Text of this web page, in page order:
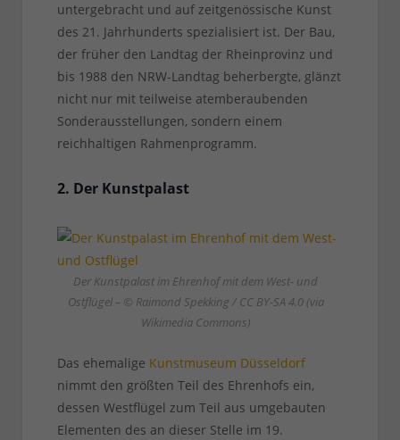
untergebracht und auf zeitgenössische Kunst
des 21. Jahrhunderts spezialisiert ist. Der Bau,
der früher den Landtag der Rheinprovinz und
bis 1988 den NRW-Landtag beherbergte, glänzt
nicht nur mit teilweise atemberaubenden
Sonderausstellungen, sondern einem
reichhaltigen Rahmenprogramm.
2. Der Kunstpalast
Der Kunstpalast im Ehrenhof mit dem West- und
Ostflügel – © Raimond Spekking / CC BY-SA 4.0 (via
Wikimedia Commons)
Das ehemalige Kunstmuseum Düsseldorf
nimmt den größten Teil des Ehrenhofs ein,
dessen Westflügel zum Teil aus umgebauten
Elementen des an dieser Stelle im 19.